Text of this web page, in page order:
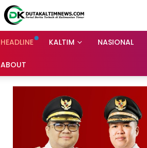
HEADLINE
KALTIM NASIONAL
ABOUT